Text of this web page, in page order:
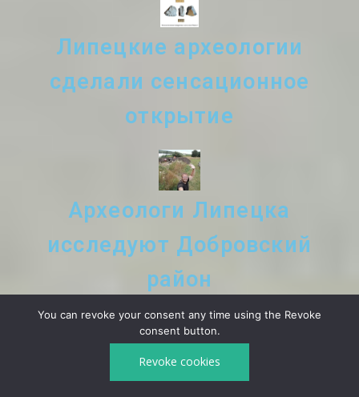
Липецкие археологии
сделали сенсационное
открытие
Археологи Липецка
исследуют Добровский
район
Встреча с археологами
You can revoke your consent any time using the Revoke
consent button.
Revoke cookies